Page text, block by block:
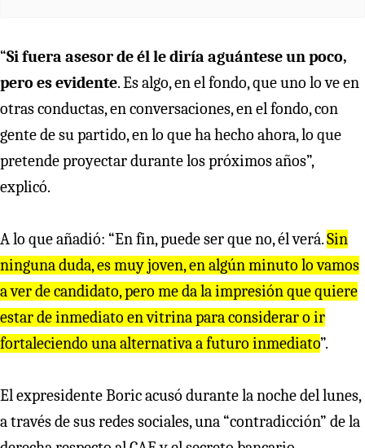
“Si fuera asesor de él le diría aguántese un poco,
pero es evidente. Es algo, en el fondo, que uno lo ve en
otras conductas, en conversaciones, en el fondo, con
gente de su partido, en lo que ha hecho ahora, lo que
pretende proyectar durante los próximos años”,
explicó.
A lo que añadió: “En fin, puede ser que no, él verá.Sin
ninguna duda, es muy joven, en algún minuto lo vamos
a ver de candidato, pero me da la impresión que quiere
estar de inmediato en vitrina para considerar o ir
fortaleciendo una alternativa a futuro inmediato”.
El expresidente Boric acusó durante la noche del lunes,
a través de sus redes sociales, una “contradicción” de la